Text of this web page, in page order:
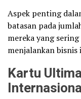
Aspek penting
batasan pada
mereka yang
menjalankan
Kartu